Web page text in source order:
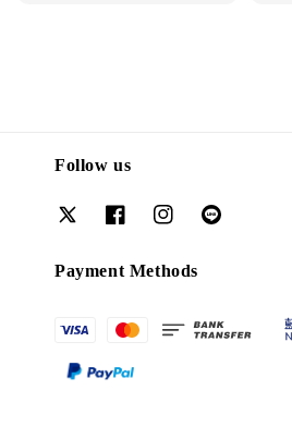
Follow us
Payment Methods